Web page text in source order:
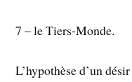
7 – le Tiers-Monde.
L’hypothèse d’un